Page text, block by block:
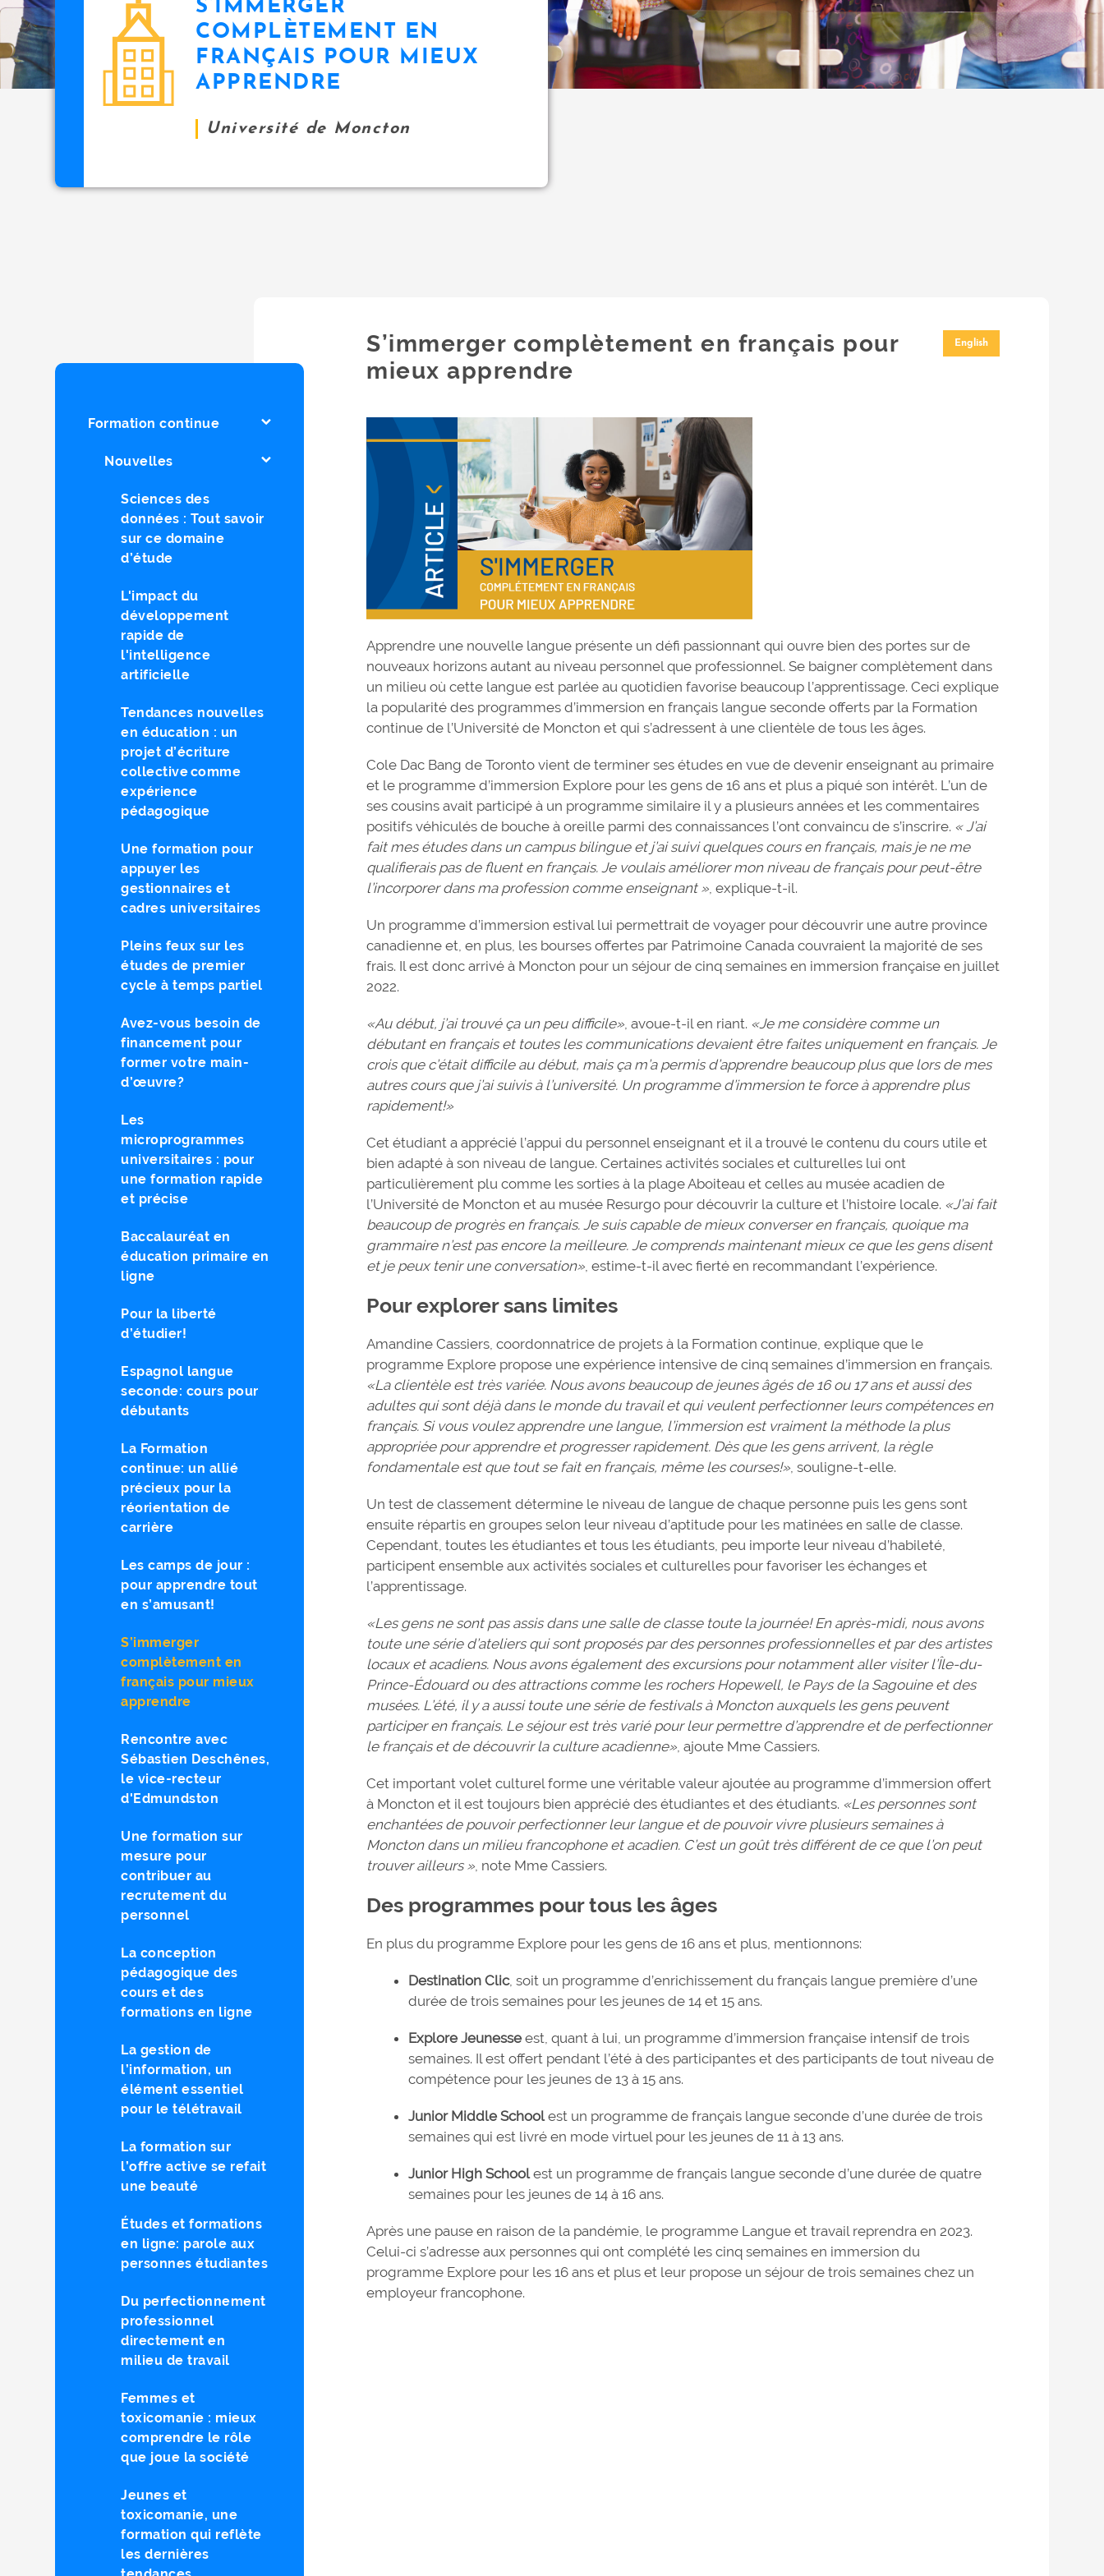
i
a
S’IMMERGER
COMPLÈTEMENT EN
FRANÇAIS POUR MIEUX
APPRENDRE
Université de Moncton
Formation continue
Nouvelles
Sciences des
données : Tout savoir
sur ce domaine
d’étude
L'impact du
développement
rapide de
l'intelligence
artificielle
Tendances nouvelles
en éducation : un
projet d’écriture
collective comme
expérience
pédagogique
Une formation pour
appuyer les
gestionnaires et
cadres universitaires
Pleins feux sur les
études de premier
cycle à temps partiel
Avez-vous besoin de
financement pour
former votre main-
d’œuvre?
Les
microprogrammes
universitaires : pour
une formation rapide
et précise
Baccalauréat en
éducation primaire en
ligne
Pour la liberté
d’étudier!
Espagnol langue
seconde: cours pour
débutants
La Formation
continue: un allié
précieux pour la
réorientation de
carrière
Les camps de jour :
pour apprendre tout
en s’amusant!
S’immerger
complètement en
français pour mieux
apprendre
Rencontre avec
Sébastien Deschênes,
le vice-recteur
d'Edmundston
Une formation sur
mesure pour
contribuer au
recrutement du
personnel
La conception
pédagogique des
cours et des
formations en ligne
La gestion de
l’information, un
élément essentiel
pour le télétravail
La formation sur
l’offre active se refait
une beauté
Études et formations
en ligne: parole aux
personnes étudiantes
Du perfectionnement
professionnel
directement en
milieu de travail
Femmes et
toxicomanie : mieux
comprendre le rôle
que joue la société
Jeunes et
toxicomanie, une
formation qui reflète
les dernières
English
S’immerger complètement en français pour
mieux apprendre
Apprendre une nouvelle langue présente un défi passionnant qui ouvre bien des portes sur de
nouveaux horizons autant au niveau personnel que professionnel. Se baigner complètement dans
un milieu où cette langue est parlée au quotidien favorise beaucoup l’apprentissage. Ceci explique
la popularité des programmes d’immersion en français langue seconde offerts par la Formation
continue de l’Université de Moncton et qui s’adressent à une clientèle de tous les âges.
Cole Dac Bang de Toronto vient de terminer ses études en vue de devenir enseignant au primaire
et le programme d’immersion Explore pour les gens de 16 ans et plus a piqué son intérêt. L’un de
ses cousins avait participé à un programme similaire il y a plusieurs années et les commentaires
positifs véhiculés de bouche à oreille parmi des connaissances l’ont convaincu de s’inscrire. « J’ai
fait mes études dans un campus bilingue et j’ai suivi quelques cours en français, mais je ne me
qualifierais pas de fluent en français. Je voulais améliorer mon niveau de français pour peut-être
l’incorporer dans ma profession comme enseignant » , explique-t-il.
Un programme d’immersion estival lui permettrait de voyager pour découvrir une autre province
canadienne et, en plus, les bourses offertes par Patrimoine Canada couvraient la majorité de ses
frais. Il est donc arrivé à Moncton pour un séjour de cinq semaines en immersion française en juillet
2022.
«Au début, j’ai trouvé ça un peu difficile» , avoue-t-il en riant. «Je me considère comme un
débutant en français et toutes les communications devaient être faites uniquement en français. Je
crois que c’était difficile au début, mais ça m’a permis d’apprendre beaucoup plus que lors de mes
autres cours que j’ai suivis à l’université. Un programme d’immersion te force à apprendre plus
rapidement!»
Cet étudiant a apprécié l’appui du personnel enseignant et il a trouvé le contenu du cours utile et
bien adapté à son niveau de langue. Certaines activités sociales et culturelles lui ont
particulièrement plu comme les sorties à la plage Aboiteau et celles au musée acadien de
l’Université de Moncton et au musée Resurgo pour découvrir la culture et l’histoire locale. «J’ai fait
beaucoup de progrès en français. Je suis capable de mieux converser en français, quoique ma
grammaire n’est pas encore la meilleure. Je comprends maintenant mieux ce que les gens disent
et je peux tenir une conversation» , estime-t-il avec fierté en recommandant l’expérience.
Pour explorer sans limites
Amandine Cassiers, coordonnatrice de projets à la Formation continue, explique que le
programme Explore propose une expérience intensive de cinq semaines d’immersion en français.
«La clientèle est très variée. Nous avons beaucoup de jeunes âgés de 16 ou 17 ans et aussi des
adultes qui sont déjà dans le monde du travail et qui veulent perfectionner leurs compétences en
français. Si vous voulez apprendre une langue, l’immersion est vraiment la méthode la plus
appropriée pour apprendre et progresser rapidement. Dès que les gens arrivent, la règle
fondamentale est que tout se fait en français, même les courses!» , souligne-t-elle.
Un test de classement détermine le niveau de langue de chaque personne puis les gens sont
ensuite répartis en groupes selon leur niveau d’aptitude pour les matinées en salle de classe.
Cependant, toutes les étudiantes et tous les étudiants, peu importe leur niveau d’habileté,
participent ensemble aux activités sociales et culturelles pour favoriser les échanges et
l’apprentissage.
«Les gens ne sont pas assis dans une salle de classe toute la journée! En après-midi, nous avons
toute une série d’ateliers qui sont proposés par des personnes professionnelles et par des artistes
locaux et acadiens. Nous avons également des excursions pour notamment aller visiter l’Île-du-
Prince-Édouard ou des attractions comme les rochers Hopewell, le Pays de la Sagouine et des
musées. L’été, il y a aussi toute une série de festivals à Moncton auxquels les gens peuvent
participer en français. Le séjour est très varié pour leur permettre d’apprendre et de perfectionner
le français et de découvrir la culture acadienne» , ajoute Mme Cassiers.
Cet important volet culturel forme une véritable valeur ajoutée au programme d’immersion offert
à Moncton et il est toujours bien apprécié des étudiantes et des étudiants. «Les personnes sont
enchantées de pouvoir perfectionner leur langue et de pouvoir vivre plusieurs semaines à
Moncton dans un milieu francophone et acadien. C’est un goût très différent de ce que l’on peut
trouver ailleurs » , note Mme Cassiers.
Des programmes pour tous les âges
En plus du programme Explore pour les gens de 16 ans et plus, mentionnons:
Destination Clic, soit un programme d’enrichissement du français langue première d’une
durée de trois semaines pour les jeunes de 14 et 15 ans.
Explore Jeunesseest, quant à lui, un programme d’immersion française intensif de trois
semaines. Il est offert pendant l’été à des participantes et des participants de tout niveau de
compétence pour les jeunes de 13 à 15 ans.
Junior Middle Schoolest un programme de français langue seconde d’une durée de trois
semaines qui est livré en mode virtuel pour les jeunes de 11 à 13 ans.
Junior High Schoolest un programme de français langue seconde d’une durée de quatre
semaines pour les jeunes de 14 à 16 ans.
Après une pause en raison de la pandémie, le programme Langue et travail reprendra en 2023.
Celui-ci s’adresse aux personnes qui ont complété les cinq semaines en immersion du
programme Explore pour les 16 ans et plus et leur propose un séjour de trois semaines chez un
employeur francophone.